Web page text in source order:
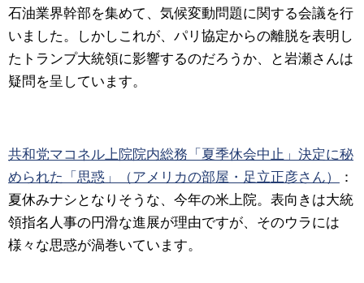
石油業界幹部を集めて、気候変動問題に関する会議を行
いました。しかしこれが、パリ協定からの離脱を表明し
たトランプ大統領に影響するのだろうか、と岩瀬さんは
疑問を呈しています。
共和党マコネル上院院内総務「夏季休会中止」決定に秘
められた「思惑」（アメリカの部屋・足立正彦さん）
：
夏休みナシとなりそうな、今年の米上院。表向きは大統
領指名人事の円滑な進展が理由ですが、そのウラには
様々な思惑が渦巻いています。